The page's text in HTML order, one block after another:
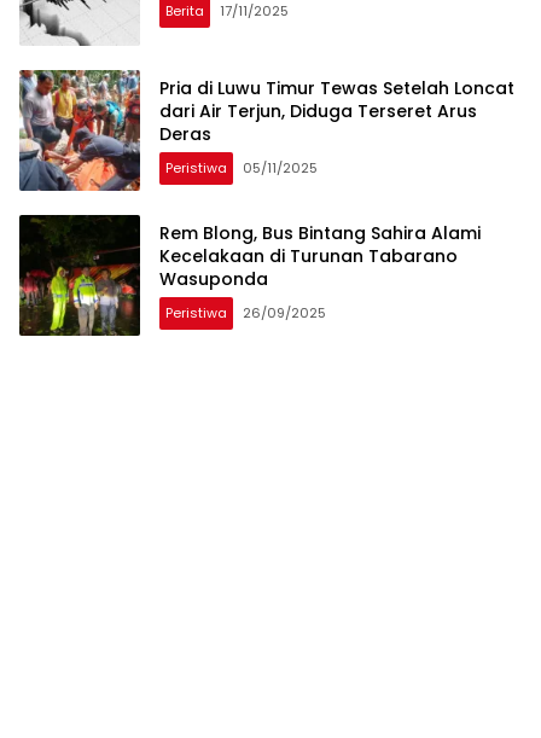
Berita 17/11/2025
Pria di Luwu Timur Tewas Setelah Loncat
dari Air Terjun, Diduga Terseret Arus
Deras
Peristiwa 05/11/2025
Rem Blong, Bus Bintang Sahira Alami
Kecelakaan di Turunan Tabarano
Wasuponda
Peristiwa 26/09/2025